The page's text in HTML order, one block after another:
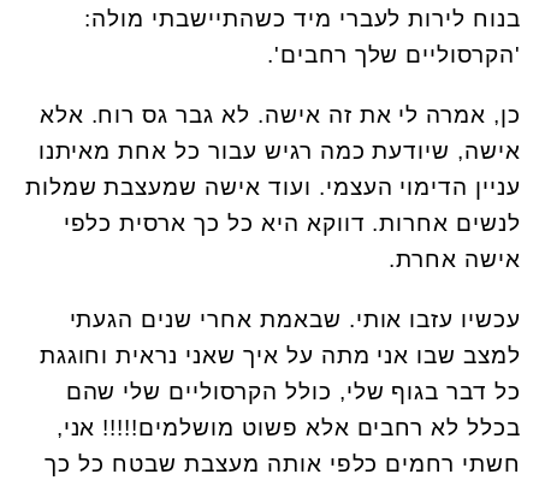
בנוח לירות לעברי מיד כשהתיישבתי מולה:
'הקרסוליים שלך רחבים'.
כן, אמרה לי את זה אישה. לא גבר גס רוח. אלא
אישה, שיודעת כמה רגיש עבור כל אחת מאיתנו
עניין הדימוי העצמי. ועוד אישה שמעצבת שמלות
לנשים אחרות. דווקא היא כל כך ארסית כלפי
אישה אחרת.
עכשיו עזבו אותי. שבאמת אחרי שנים הגעתי
למצב שבו אני מתה על איך שאני נראית וחוגגת
כל דבר בגוף שלי, כולל הקרסוליים שלי שהם
בכלל לא רחבים אלא פשוט מושלמים!!!!! אני,
חשתי רחמים כלפי אותה מעצבת שבטח כל כך